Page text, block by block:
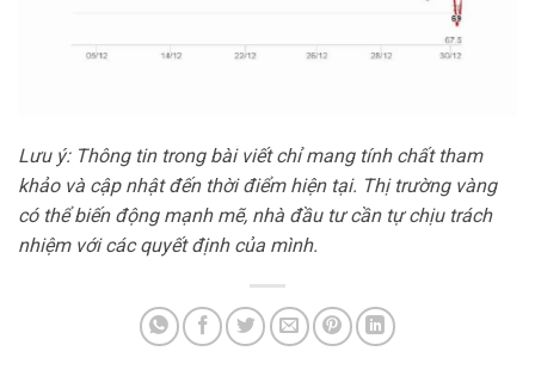
Lưu ý: Thông tin trong bài viết chỉ mang tính chất tham
khảo và cập nhật đến thời điểm hiện tại. Thị trường vàng
có thể biến động mạnh mẽ, nhà đầu tư cần tự chịu trách
nhiệm với các quyết định của mình.